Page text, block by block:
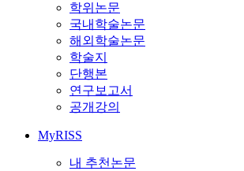
학위논문
국내학술논문
해외학술논문
학술지
단행본
연구보고서
공개강의
MyRISS
내 추천논문